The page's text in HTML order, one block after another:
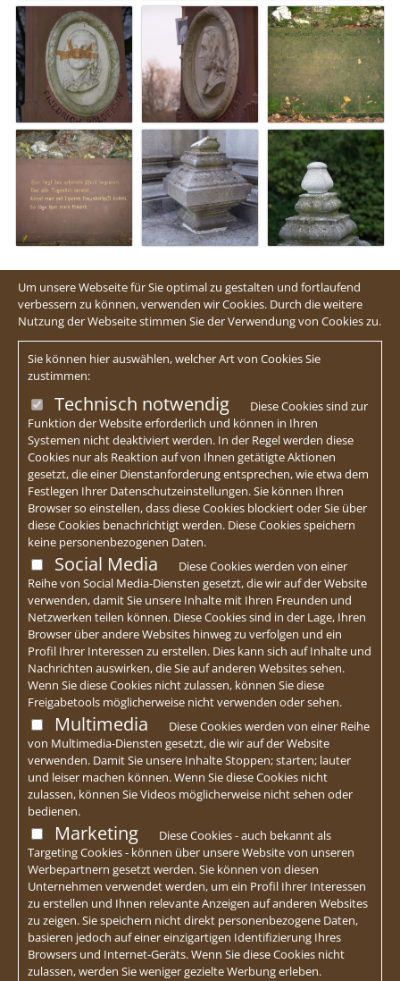
Um unsere Webseite für Sie optimal zu gestalten und fortlaufend
verbessern zu können, verwenden wir Cookies. Durch die weitere
Nutzung der Webseite stimmen Sie der Verwendung von Cookies zu.
Sie können hier auswählen, welcher Art von Cookies Sie
zustimmen:
Technisch notwendig
Diese Cookies sind zur
Funktion der Website erforderlich und können in Ihren
Systemen nicht deaktiviert werden. In der Regel werden diese
Cookies nur als Reaktion auf von Ihnen getätigte Aktionen
gesetzt, die einer Dienstanforderung entsprechen, wie etwa dem
Festlegen Ihrer Datenschutzeinstellungen. Sie können Ihren
Browser so einstellen, dass diese Cookies blockiert oder Sie über
diese Cookies benachrichtigt werden. Diese Cookies speichern
keine personenbezogenen Daten.
Social Media
Diese Cookies werden von einer
Reihe von Social Media-Diensten gesetzt, die wir auf der Website
verwenden, damit Sie unsere Inhalte mit Ihren Freunden und
Netzwerken teilen können. Diese Cookies sind in der Lage, Ihren
Browser über andere Websites hinweg zu verfolgen und ein
Profil Ihrer Interessen zu erstellen. Dies kann sich auf Inhalte und
Nachrichten auswirken, die Sie auf anderen Websites sehen.
Wenn Sie diese Cookies nicht zulassen, können Sie diese
Freigabetools möglicherweise nicht verwenden oder sehen.
Multimedia
Diese Cookies werden von einer Reihe
von Multimedia-Diensten gesetzt, die wir auf der Website
verwenden. Damit Sie unsere Inhalte Stoppen; starten; lauter
und leiser machen können. Wenn Sie diese Cookies nicht
zulassen, können Sie Videos möglicherweise nicht sehen oder
bedienen.
Marketing
Diese Cookies - auch bekannt als
Targeting Cookies - können über unsere Website von unseren
Werbepartnern gesetzt werden. Sie können von diesen
Unternehmen verwendet werden, um ein Profil Ihrer Interessen
zu erstellen und Ihnen relevante Anzeigen auf anderen Websites
zu zeigen. Sie speichern nicht direkt personenbezogene Daten,
basieren jedoch auf einer einzigartigen Identifizierung Ihres
Browsers und Internet-Geräts. Wenn Sie diese Cookies nicht
zulassen, werden Sie weniger gezielte Werbung erleben.